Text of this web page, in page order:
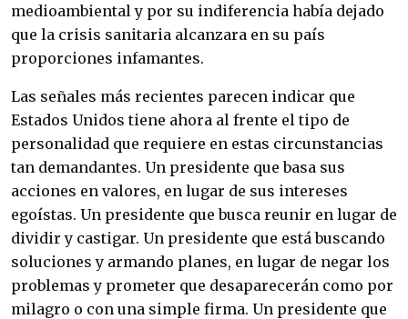
medioambiental y por su indiferencia había dejado
que la crisis sanitaria alcanzara en su país
proporciones infamantes.
Las señales más recientes parecen indicar que
Estados Unidos tiene ahora al frente el tipo de
personalidad que requiere en estas circunstancias
tan demandantes. Un presidente que basa sus
acciones en valores, en lugar de sus intereses
egoístas. Un presidente que busca reunir en lugar de
dividir y castigar. Un presidente que está buscando
soluciones y armando planes, en lugar de negar los
problemas y prometer que desaparecerán como por
milagro o con una simple firma. Un presidente que